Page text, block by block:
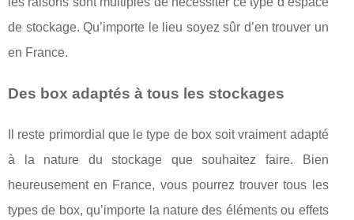
de stockage. Qu’importe le lieu soyez sûr d’en trouver un
en France.
Des box adaptés à tous les stockages
Il reste primordial que le type de box soit vraiment adapté
à la nature du stockage que souhaitez faire. Bien
heureusement en France, vous pourrez trouver tous les
types de box, qu’importe la nature des éléments ou effets